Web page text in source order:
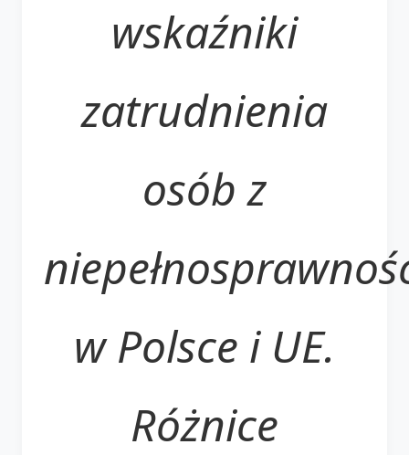
wskaźniki
zatrudnienia
osób z
w Polsce i UE.
Różnice